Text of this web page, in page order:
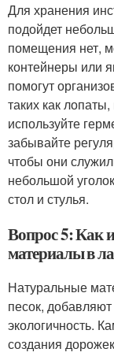
Для хранения
подойдет
помещения нет,
контейнеры или
помогут
таких как
используйте
забывайте
чтобы они
небольшой
стол и стулья.
Вопрос 5: Как
материалы в
Натуральные
песок, добавляют
экологичность.
создания